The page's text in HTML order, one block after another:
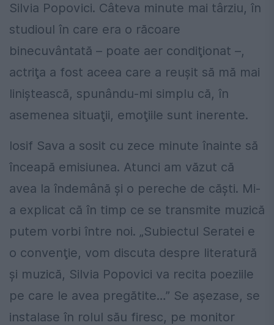
Silvia Popovici. Câteva minute mai târziu, în
studioul în care era o răcoare
binecuvântată – poate aer condiţionat –,
actriţa a fost aceea care a reuşit să mă mai
liniştească, spunându-mi simplu că, în
asemenea situaţii, emoţiile sunt inerente.
Iosif Sava a sosit cu zece minute înainte să
înceapă emi­siunea. Atunci am văzut că
avea la îndemână şi o pereche de căşti. Mi-
a explicat că în timp ce se transmite muzică
putem vorbi între noi. „Subiectul Seratei e
o convenţie, vom discuta despre literatură
şi muzică, Silvia Popovici va recita poeziile
pe care le avea pregătite…” Se aşezase, se
instalase în rolul său firesc, pe monitor